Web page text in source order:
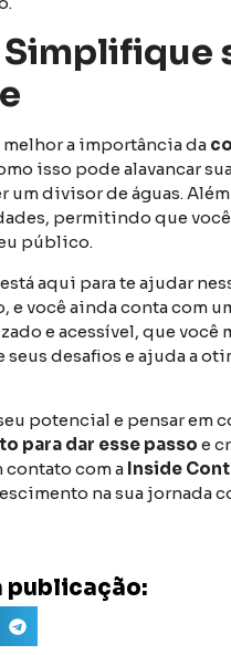
a importância da
isso pode alavancar
um divisor de águas.
permitindo que
público.
está aqui para te ajudar
e você ainda conta com
e acessível, que
seus desafios e ajuda a
potencial e pensar em
para dar esse passo e
com a Inside
na sua jornada
publicação: